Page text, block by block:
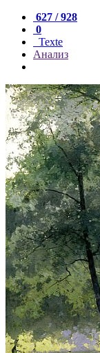
627 / 928
0
Texte
Анализ